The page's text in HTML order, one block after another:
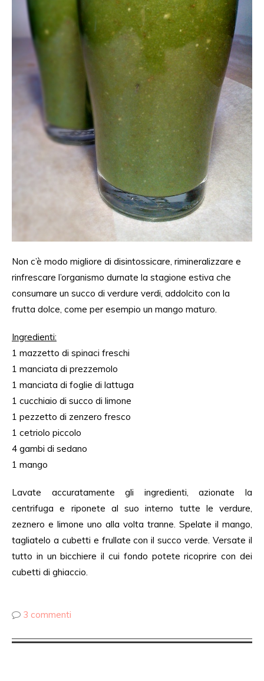
Non c’è modo migliore di disintossicare, rimineralizzare e
rinfrescare l’organismo durnate la stagione estiva che
consumare un succo di verdure verdi, addolcito con la
frutta dolce, come per esempio un mango maturo.
Ingredienti:
1 mazzetto di spinaci freschi
1 manciata di prezzemolo
1 manciata di foglie di lattuga
1 cucchiaio di succo di limone
1 pezzetto di zenzero fresco
1 cetriolo piccolo
4 gambi di sedano
1 mango
Lavate accuratamente gli ingredienti, azionate la
centrifuga e riponete al suo interno tutte le verdure,
zeznero e limone uno alla volta tranne. Spelate il mango,
tagliatelo a cubetti e frullate con il succo verde. Versate il
tutto in un bicchiere il cui fondo potete ricoprire con dei
cubetti di ghiaccio.
3 commenti